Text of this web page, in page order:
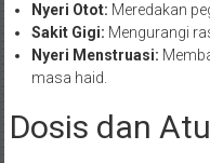
Nyeri Otot: Meredakan
Sakit Gigi: Mengurangi
Nyeri Menstruasi:
masa haid.
Dosis dan